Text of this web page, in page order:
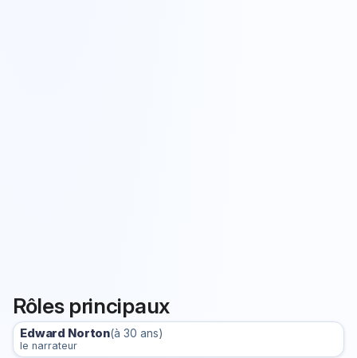
Rôles principaux
Edward Norton(à 30 ans)
le narrateur